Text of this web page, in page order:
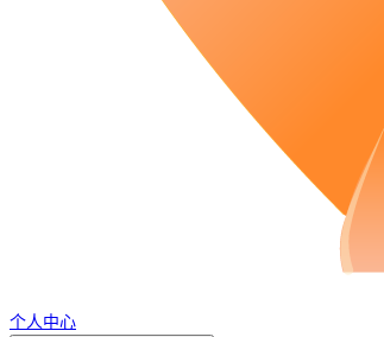
个人中心